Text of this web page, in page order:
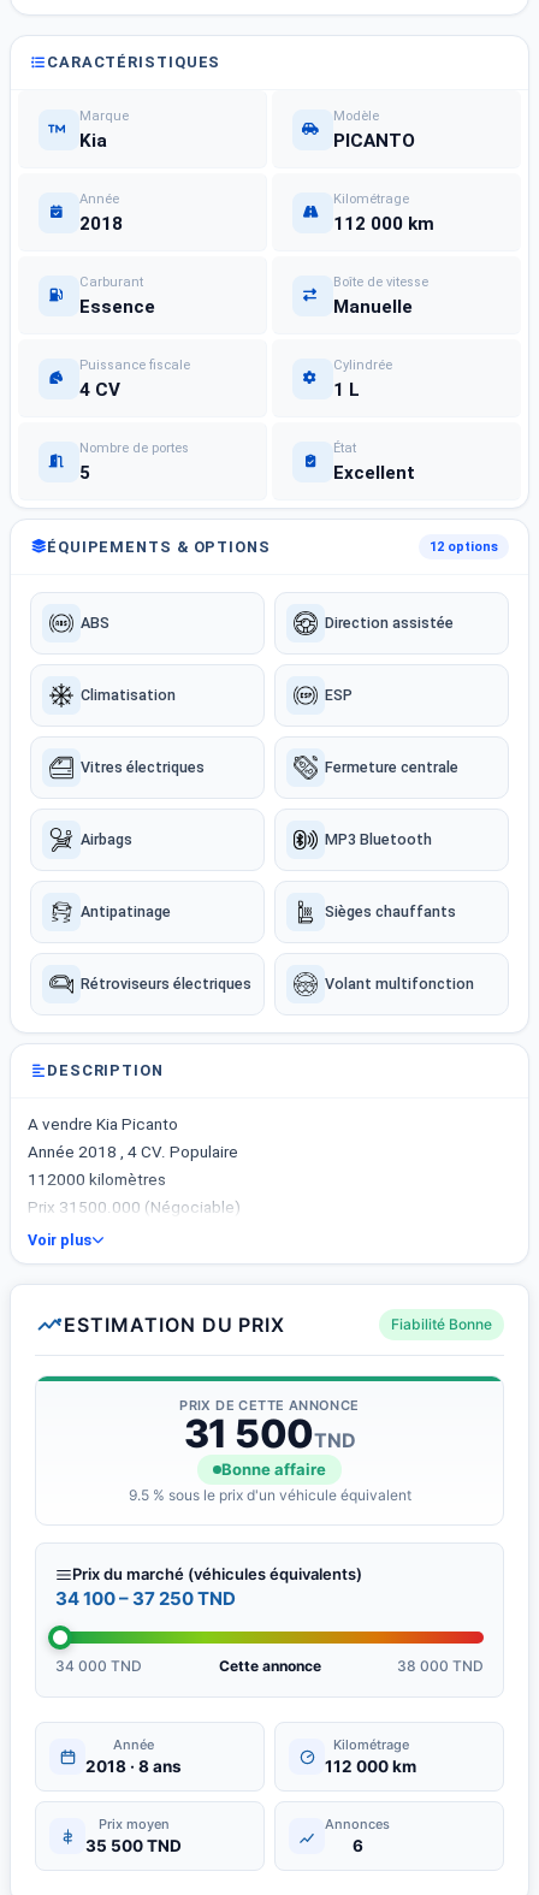
CARACTÉRISTIQUES
Marque
Kia
Modèle
PICANTO
Année
2018
Kilométrage
112 000 km
Carburant
Essence
Boîte de vitesse
Manuelle
Puissance fiscale
4 CV
Cylindrée
1 L
Nombre de portes
5
État
Excellent
ÉQUIPEMENTS & OPTIONS 12 options
ABS Direction assistée
Climatisation ESP
Vitres électriques Fermeture centrale
Airbags MP3 Bluetooth
Antipatinage Sièges chauffants
Rétroviseurs électriques Volant multifonction
DESCRIPTION
A vendre Kia Picanto
Année 2018 , 4 CV. Populaire
112000 kilomètres
Prix 31500.000 (Négociable)
Essence, en bonne état, avec carnet d&amp;#039;entretien
Portable : 54 396 990
Voir plus
ESTIMATION DU PRIX Fiabilité Bonne
PRIX DE CETTE ANNONCE
31 500TND
Bonne affaire
9.5 % sous le prix d'un véhicule équivalent
Prix du marché (véhicules équivalents)
34 100 – 37 250 TND
34 000 TND Cette annonce 38 000 TND
Année
2018 · 8 ans
Kilométrage
112 000 km
Prix moyen
35 500 TND
Annonces
6